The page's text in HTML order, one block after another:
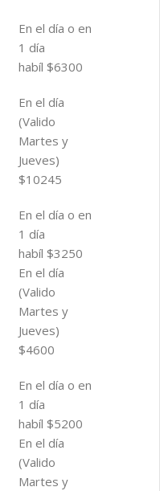
En el día o en
1 día
habíl $6300
En el día
(Valido
Martes y
Jueves)
$10245
En el día o en
1 día
habíl $3250
En el día
(Valido
Martes y
Jueves)
$4600
En el día o en
1 día
habíl $5200
En el día
(Valido
Martes y